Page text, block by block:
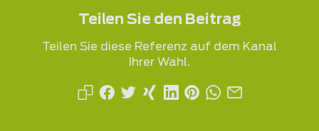
Teilen Sie den Beitrag
Teilen Sie diese Referenz auf dem Kanal
Ihrer Wahl.